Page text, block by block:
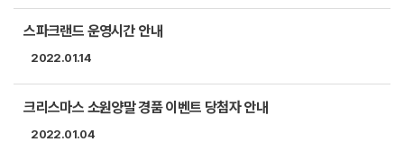
스파크랜드 운영시간 안내
2022.01.14
크리스마스 소원양말 경품 이벤트 당첨자 안내
2022.01.04